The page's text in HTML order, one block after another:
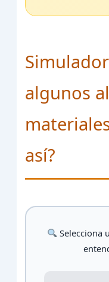
algunos
así?
Selecciona